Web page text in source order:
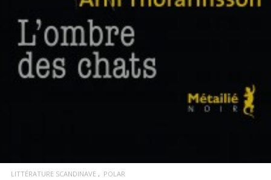
LITTÉRATURE SCANDINAVE POLAR